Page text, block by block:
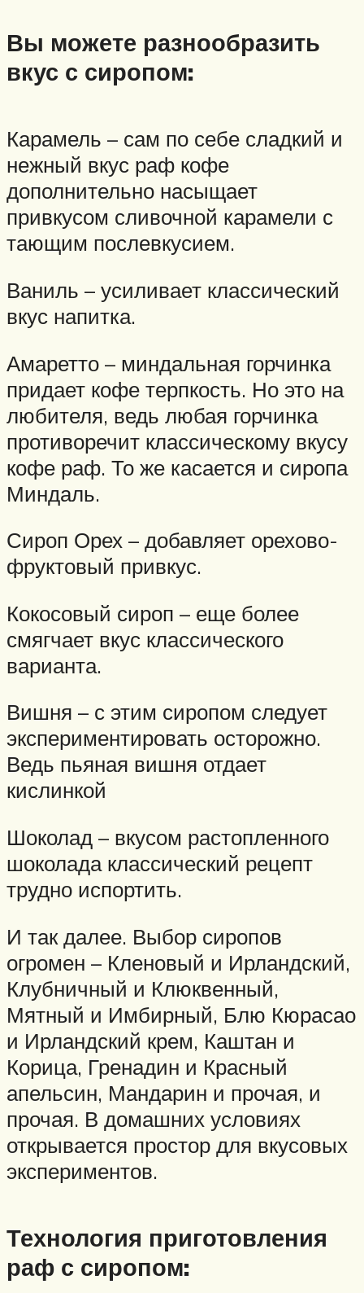
Вы можете разнообразить
вкус с сиропом:
Карамель – сам по себе сладкий и
нежный вкус раф кофе
дополнительно насыщает
привкусом сливочной карамели с
тающим послевкусием.
Ваниль – усиливает классический
вкус напитка.
Амаретто – миндальная горчинка
придает кофе терпкость. Но это на
любителя, ведь любая горчинка
противоречит классическому вкусу
кофе раф. То же касается и сиропа
Миндаль.
Сироп Орех – добавляет орехово-
фруктовый привкус.
Кокосовый сироп – еще более
смягчает вкус классического
варианта.
Вишня – с этим сиропом следует
экспериментировать осторожно.
Ведь пьяная вишня отдает
кислинкой
Шоколад – вкусом растопленного
шоколада классический рецепт
трудно испортить.
И так далее. Выбор сиропов
огромен – Кленовый и Ирландский,
Клубничный и Клюквенный,
Мятный и Имбирный, Блю Кюрасао
и Ирландский крем, Каштан и
Корица, Гренадин и Красный
апельсин, Мандарин и прочая, и
прочая. В домашних условиях
открывается простор для вкусовых
экспериментов.
Технология приготовления
раф с сиропом: